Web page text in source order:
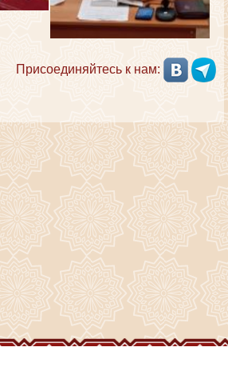
Присоединяйтесь к нам: